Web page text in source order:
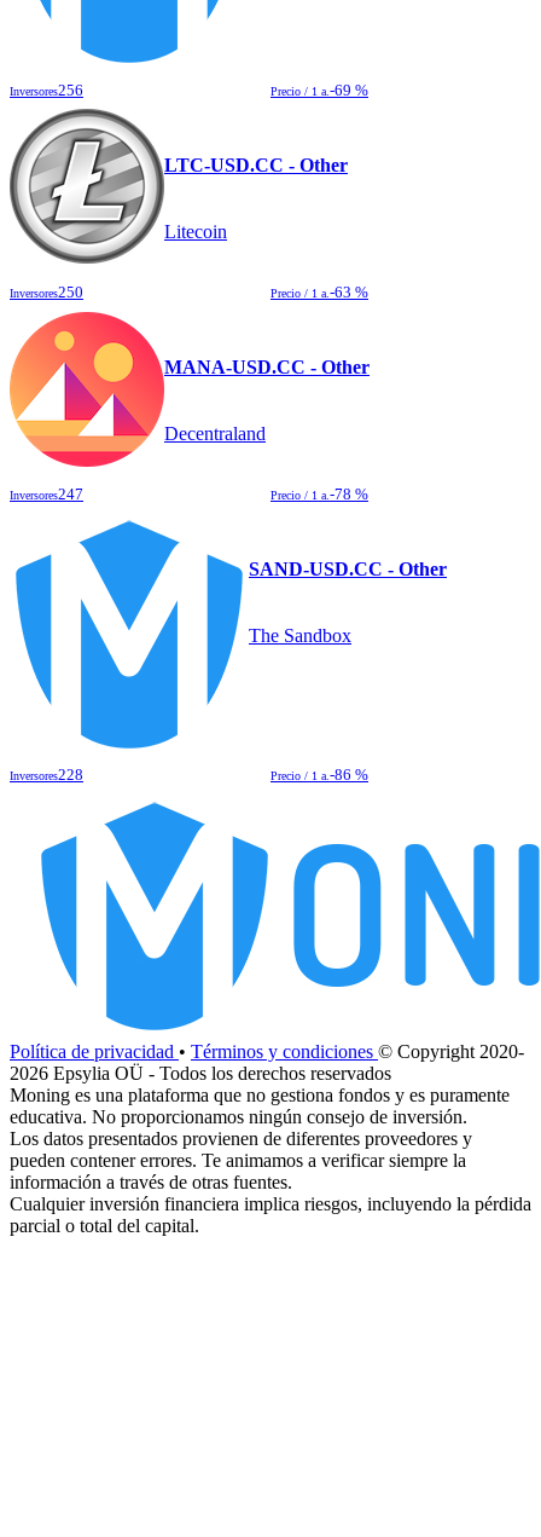
Inversores256 Precio / 1 a. -69 %
LTC-USD.CC - Other
Litecoin
Inversores250 Precio / 1 a. -63 %
MANA-USD.CC - Other
Decentraland
Inversores247 Precio / 1 a.-78 %
SAND-USD.CC - Other
The Sandbox
Inversores228 Precio / 1 a.-86 %
Política de privacidad • Términos y condiciones © Copyright 2020-
2026 Epsylia OÜ - Todos los derechos reservados
Moning es una plataforma que no gestiona fondos y es puramente
educativa. No proporcionamos ningún consejo de inversión.
Los datos presentados provienen de diferentes proveedores y
pueden contener errores. Te animamos a verificar siempre la
información a través de otras fuentes.
Cualquier inversión financiera implica riesgos, incluyendo la pérdida
parcial o total del capital.